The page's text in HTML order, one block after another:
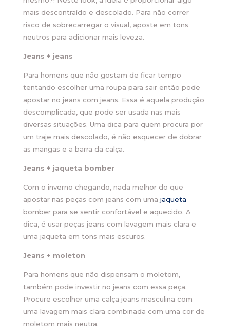
mais descontraído e descolado. Para não correr
risco de sobrecarregar o visual, aposte em tons
neutros para adicionar mais leveza.
Jeans + jeans
Para homens que não gostam de ficar tempo
tentando escolher uma roupa para sair então pode
apostar no jeans com jeans. Essa é aquela produção
descomplicada, que pode ser usada nas mais
diversas situações. Uma dica para quem procura por
um traje mais descolado, é não esquecer de dobrar
as mangas e a barra da calça.
Jeans + jaqueta bomber
Com o inverno chegando, nada melhor do que
apostar nas peças com jeans com uma jaqueta
bomber para se sentir confortável e aquecido. A
dica, é usar peças jeans com lavagem mais clara e
uma jaqueta em tons mais escuros.
Jeans + moleton
Para homens que não dispensam o moletom,
também pode investir no jeans com essa peça.
Procure escolher uma calça jeans masculina com
uma lavagem mais clara combinada com uma cor de
moletom mais neutra.